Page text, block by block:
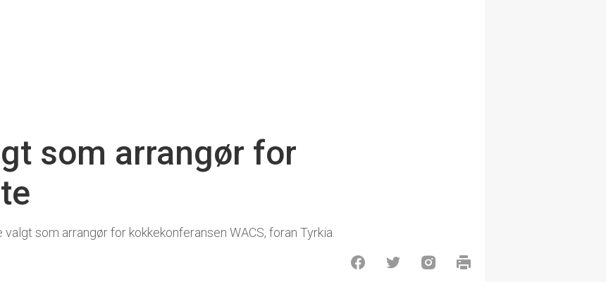
som arrangør for
som arrangør for kokkekonferansen WACS, foran Tyrkia.